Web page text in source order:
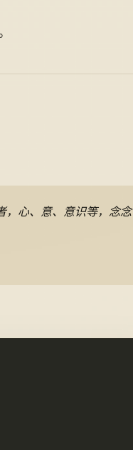
，心、意、意识等，念念